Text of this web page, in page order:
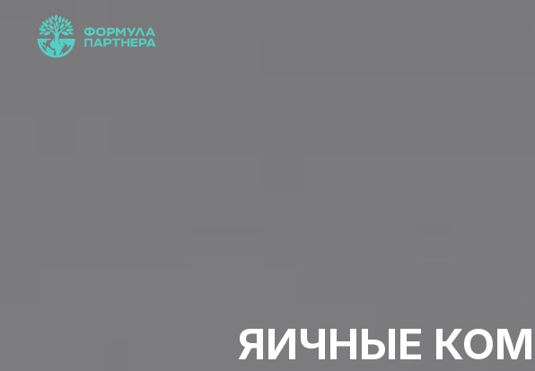
ЯИЧНЫЕ